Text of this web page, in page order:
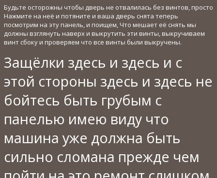
Будьте осторожны чтобы дверь не отвалилась без винтов, просто
Нажмите на неё и потяните и ваша дверь снята теперь
посмотрим на эту панель, и поищем, Что мешает её снять мы
должны взглянуть наверх и выкрутить эти винты, выкручиваем
винт сбоку и проверяем что все винты были выкручены.
Защёлки здесь и здесь и с
этой стороны здесь и здесь не
бойтесь быть грубым с
панелью имею виду что
машина уже должна быть
сильно сломана прежде чем